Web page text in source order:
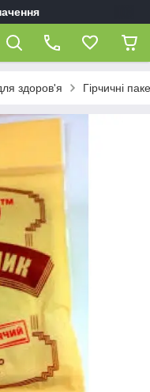
здоров'я Гірчичні